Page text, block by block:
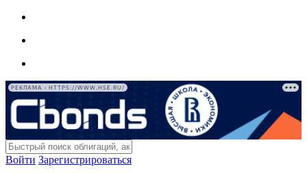
РЕКЛАМА • HTTPS://WWW.HSE.RU/
Войти Зарегистрироваться